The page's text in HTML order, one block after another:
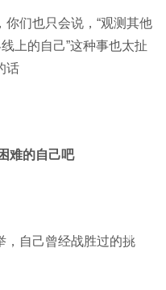
们也只会说，“观测其他
上的自己”这种事也太扯
话
难的自己吧
，自己曾经战胜过的挑